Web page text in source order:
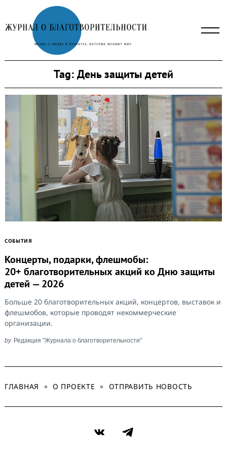
to
content
Tag: День защиты детей
СОБЫТИЯ
Концерты, подарки, флешмобы:
20+ благотворительных акций ко Дню защиты
детей — 2026
Больше 20 благотворительных акций, концертов, выставок и
флешмобов, которые проводят некоммерческие
организации.
by Редакция "Журнала о благотворительности"
ГЛАВНАЯ О ПРОЕКТЕ ОТПРАВИТЬ НОВОСТЬ
VK Telegram
Search
for: